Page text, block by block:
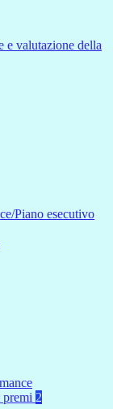
e valutazione della
Piano esecutivo
premi 2